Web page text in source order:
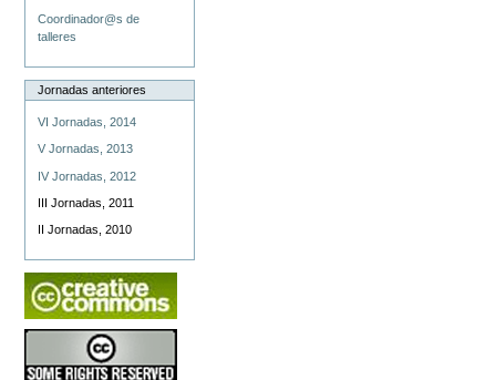
Coordinador@s de
talleres
Jornadas anteriores
VI Jornadas, 2014
V Jornadas, 2013
IV Jornadas, 2012
III Jornadas, 2011
II Jornadas, 2010